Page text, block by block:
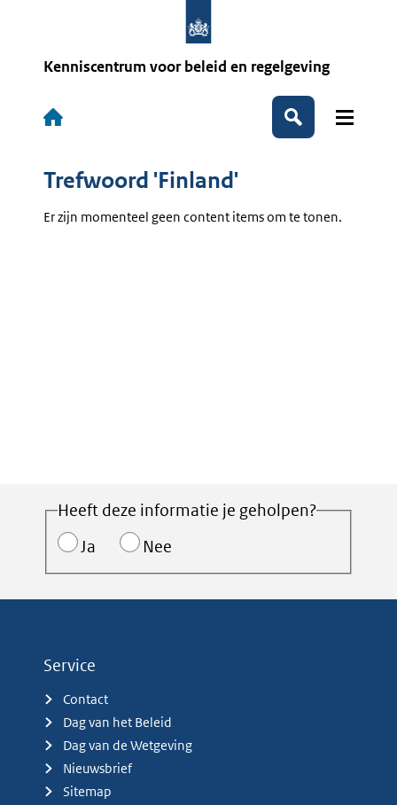
Kenniscentrum voor beleid en regelgeving
Hoofdnavigatie
Zoeken
Trefwoord 'Finland'
Er zijn momenteel geen content items om te tonen.
Heeft deze informatie je geholpen?
Ja
Nee
Service
Contact
Dag van het Beleid
Dag van de Wetgeving
Nieuwsbrief
Sitemap